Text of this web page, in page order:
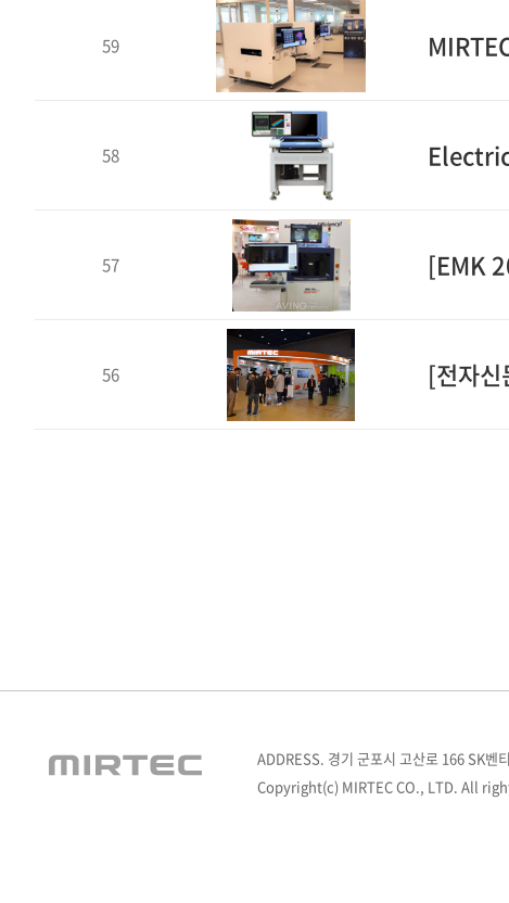
59
58
57 [EMK
56 [전자
ADDRESS. 경기 군포시 고산로 166 SK벤
Copyright(c) MIRTEC CO., LTD. All